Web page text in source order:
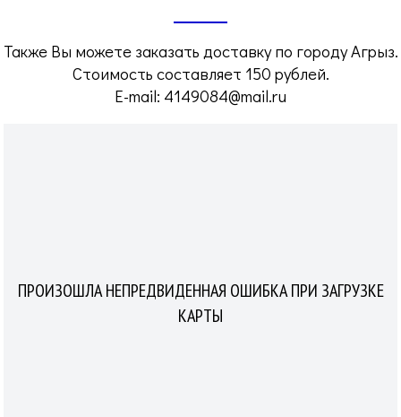
Также Вы можете заказать доставку по городу Агрыз.
Стоимость составляет 150 рублей.
E-mail: 4149084@mail.ru
ПРОИЗОШЛА НЕПРЕДВИДЕННАЯ ОШИБКА ПРИ ЗАГРУЗКЕ
КАРТЫ